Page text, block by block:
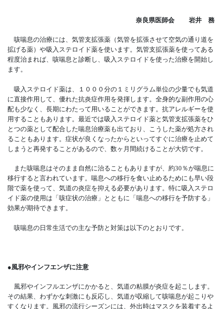
奈良県医師会 岩井 務
咳喘息の治療には、気管支拡張薬（気管を拡張させて空気の通り道を
拡げる薬）や吸入ステ ロイド薬を使います。気管支拡張薬を使ってある
程度治まれば、咳喘息と診断し、吸入ステロイドを使った治療を開始し
ます。
吸入ステロイド薬は、１０００分の１ミリグラム単位の少量でも気道
に直接作用して、優れた抗炎症作用を発揮します。全身的な副作用の心
配も少なく、長期にわたって用いることができます。抗アレルギーを使
用することもあります。最近では吸入ステロイド薬と気管支拡張薬をひ
とつの薬として配合した喘息治療薬も出ており、こうした薬が処方され
ることもあります。症状が良くなったからといってすぐに治療を止めて
しまうと再発することがあるので、数ヶ月間続けることが大切です。
また咳喘息はそのまま自然に治ることもありますが、約30％が喘息に
移行すると言われています。喘息への移行を食い止めるためにも早い段
階で薬を使って、気道の炎症を抑える必要があります。特に吸入ステロ
イド薬の使用は「咳症状の治療」とともに「喘息への移行を予防する」
効果が期待できます。
咳喘息の日常生活での主な予防と対策は以下のとおりです。
●風邪やインフエンザに注意
風邪やインフルエンザにかかると、気道の粘膜が炎症を起こします。
その結果、わずかな刺激にも反応し、気道が収縮して咳喘息が起こりや
すくなります。風邪の流行シーズンには、外出時はマスクを装着するよ